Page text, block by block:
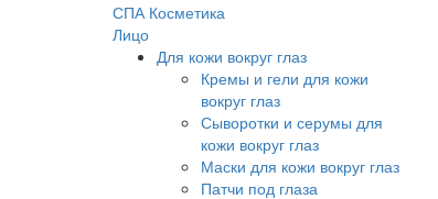
СПА Косметика
Лицо
Для кожи вокруг глаз
Кремы и гели для кожи
вокруг глаз
Сыворотки и серумы для
кожи вокруг глаз
Маски для кожи вокруг глаз
Патчи под глаза